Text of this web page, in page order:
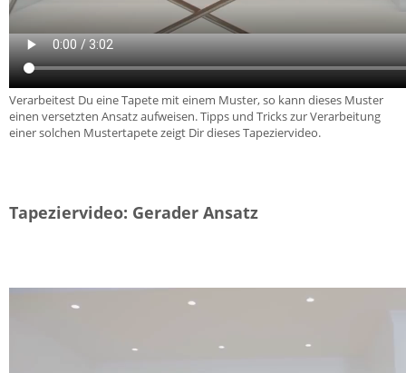
Verarbeitest Du eine Tapete mit einem Muster, so kann dieses Muster
einen versetzten Ansatz aufweisen. Tipps und Tricks zur Verarbeitung
einer solchen Mustertapete zeigt Dir dieses Tapeziervideo.
Tapeziervideo: Gerader Ansatz